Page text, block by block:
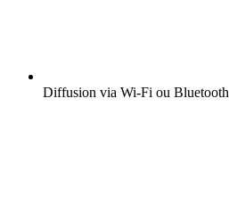
Diffusion via Wi-Fi ou Bluetooth